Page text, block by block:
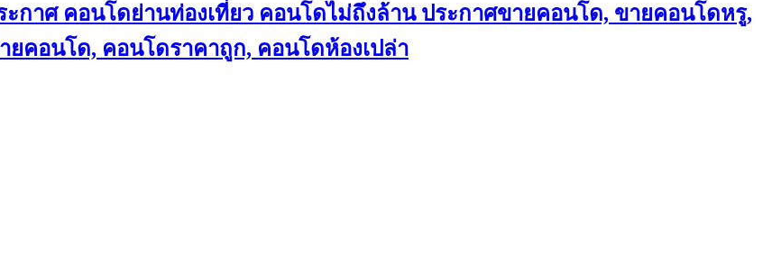
ะกาศ คอนโดย่านท่องเที่ยว คอนโดไม่ถึงล้าน ประกาศขายคอนโด, ขายคอนโดหรู,
ยคอนโด, คอนโดราคาถูก, คอนโดห้องเปล่า